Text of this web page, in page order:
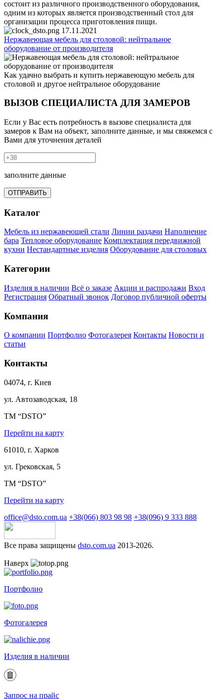
состоит из различного производственного оборудования,
одним из которых является производственный стол для
организации процесса приготовления пищи.
17.11.2021
Нержавеющая мебель для столовой: нейтральное
оборудование от производителя
Как удачно выбрать и купить нержавеющую мебель для
столовой и другое нейтральное оборудование
ВЫЗОВ СПЕЦИАЛИСТА ДЛЯ ЗАМЕРОВ
Если у Вас есть потребность в вызове специалиста для
замеров к Вам на объект, заполните данные, и мы свяжемся с
Вами для уточнения деталей
заполните данные
ОТПРАВИТЬ
Каталог
Мебель из нержавеющей стали Линии раздачи Наполнение
бара Тепловое оборудование Комплектация передвижной
кухни Нестандартные изделия Оборудование для столовых
Категории
Изделия в наличии Всё о заказе Акции и распродажи Вход
Регистрация Обратный звонок Договор публичной оферты
Компания
О компании Портфолио Фотогалерея Контакты Новости и
статьи
Контакты
04074, г. Киев
ул. Автозаводская, 18
ТМ “DSTO”
Перейти на карту
61010, г. Харков
ул. Грековская, 5
ТМ “DSTO”
Перейти на карту
office@dsto.com.ua +38(066) 803 98 98 +38(096) 9 333 888
Все права защищены dsto.com.ua 2013-2026.
Наверх
Портфолио
Фотогалерея
Изделия в наличии
Запрос на прайс